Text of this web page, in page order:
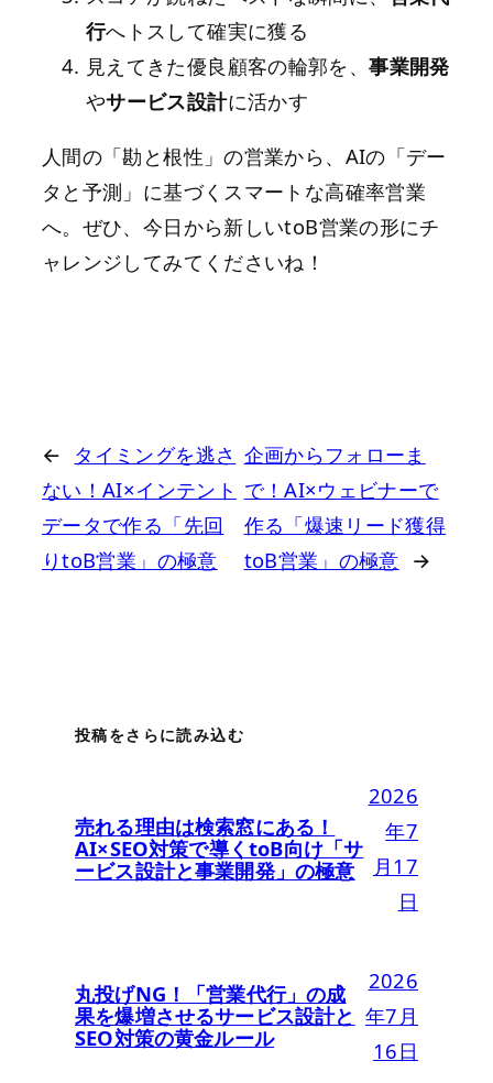
行へトスして確実に獲る
見えてきた優良顧客の輪郭を、事業開発
やサービス設計に活かす
人間の「勘と根性」の営業から、AIの「デー
タと予測」に基づくスマートな高確率営業
へ。ぜひ、今日から新しいtoB営業の形にチ
ャレンジしてみてくださいね！
← タイミングを逃さ
ない！AI×インテント
データで作る「先回
りtoB営業」の極意
企画からフォローま
で！AI×ウェビナーで
作る「爆速リード獲得
toB営業」の極意 →
投稿をさらに読み込む
売れる理由は検索窓にある！
AI×SEO対策で導くtoB向け「サ
ービス設計と事業開発」の極意
2026
年7
月17
日
丸投げNG！「営業代行」の成
果を爆増させるサービス設計と
SEO対策の黄金ルール
2026
年7月
16日